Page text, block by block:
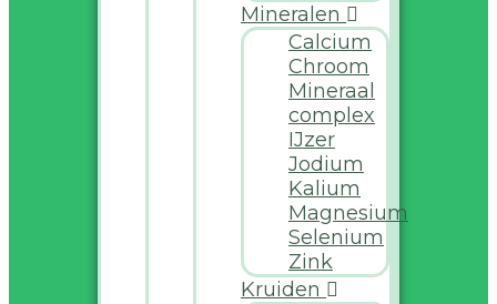
Mineralen
Calcium
Chroom
Mineraal
complex
IJzer
Jodium
Kalium
Magnesium
Selenium
Zink
Kruiden